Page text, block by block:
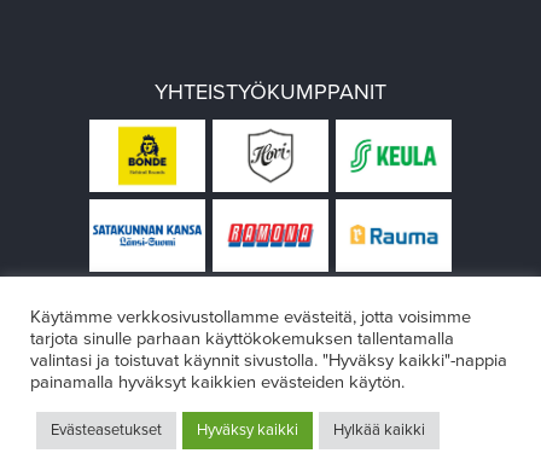
YHTEISTYÖKUMPPANIT
Design:VÄRIKÄS
Käytämme verkkosivustollamme evästeitä, jotta voisimme
tarjota sinulle parhaan käyttökokemuksen tallentamalla
valintasi ja toistuvat käynnit sivustolla. "Hyväksy kaikki"-nappia
painamalla hyväksyt kaikkien evästeiden käytön.
Evästeasetukset Hyväksy kaikki Hylkää kaikki